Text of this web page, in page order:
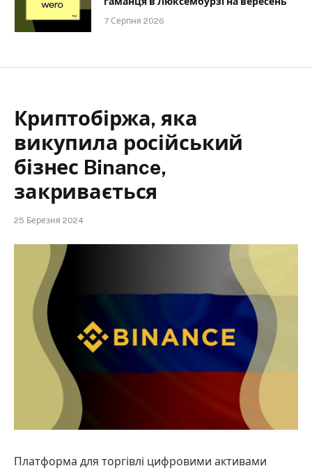
7 Серпня 2026
Криптобіржа, яка
викупила російський
бізнес Binance,
закривається
25 Березня 2024
Платформа для торгівлі цифровими активами